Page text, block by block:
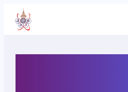
เนื้อหา